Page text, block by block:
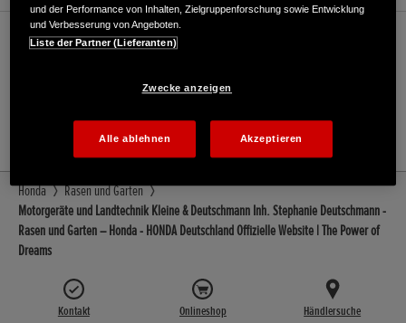
Verkauf / Kundendienst
Honda
Rasen und Garten
Motorgeräte und Landtechnik Kleine & Deutschmann Inh. Stephanie Deutschmann -
Rasen und Garten – Honda - HONDA Deutschland Offizielle Website | The Power of
Dreams
Kontakt Onlineshop Händlersuche
und der Performance von Inhalten, Zielgruppenforschung sowie Entwicklung
und Verbesserung von Angeboten.
Liste der Partner (Lieferanten)
Zwecke anzeigen
Alle ablehnen Akzeptieren